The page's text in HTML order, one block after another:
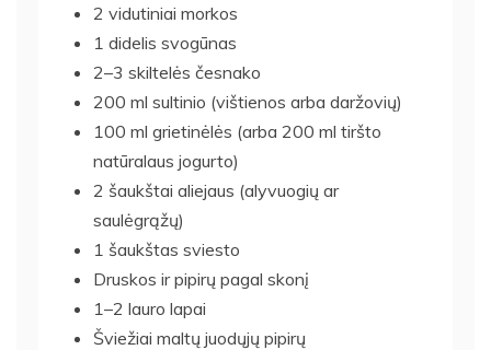
2 vidutiniai morkos
1 didelis svogūnas
2–3 skiltelės česnako
200 ml sultinio (vištienos arba daržovių)
100 ml grietinėlės (arba 200 ml tiršto
natūralaus jogurto)
2 šaukštai aliejaus (alyvuogių ar
saulėgrąžų)
1 šaukštas sviesto
Druskos ir pipirų pagal skonį
1–2 lauro lapai
Šviežiai maltų juodųjų pipirų